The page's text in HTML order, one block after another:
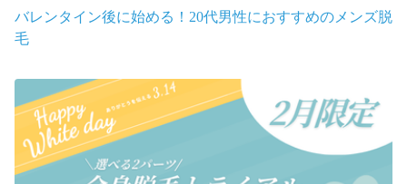
バレンタイン後に始める！20代男性におすすめのメンズ脱
毛